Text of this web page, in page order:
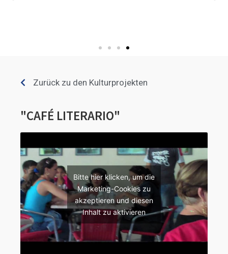
Zurück zu den Kulturprojekten
"CAFÉ LITERARIO"
Bitte hier klicken, um die
Marketing-Cookies zu
akzeptieren und diesen
Inhalt zu aktivieren